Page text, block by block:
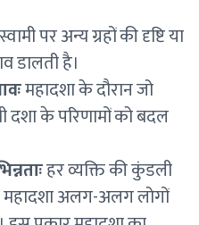
पर अन्य ग्रहों की दृष्टि या
डालती है।
महादशा के दौरान जो
दशा के परिणामों को बदल
हर व्यक्ति की कुंडली
अलग-अलग लोगों